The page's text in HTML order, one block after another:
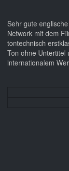
Sehr gute
Network mit dem
tontechnisch
Ton ohne Untertitel
internationalem